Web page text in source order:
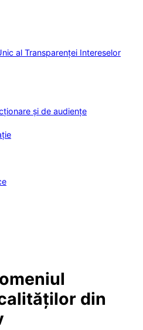
al Transparenței Intereselor
și de audiențe
din